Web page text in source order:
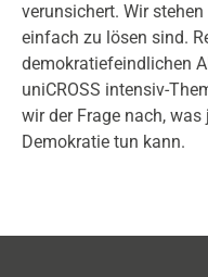
verunsichert. Wir
einfach zu lösen sind.
demokratiefeindlichen
uniCROSS intensiv-
wir der Frage nach,
Demokratie tun kann.